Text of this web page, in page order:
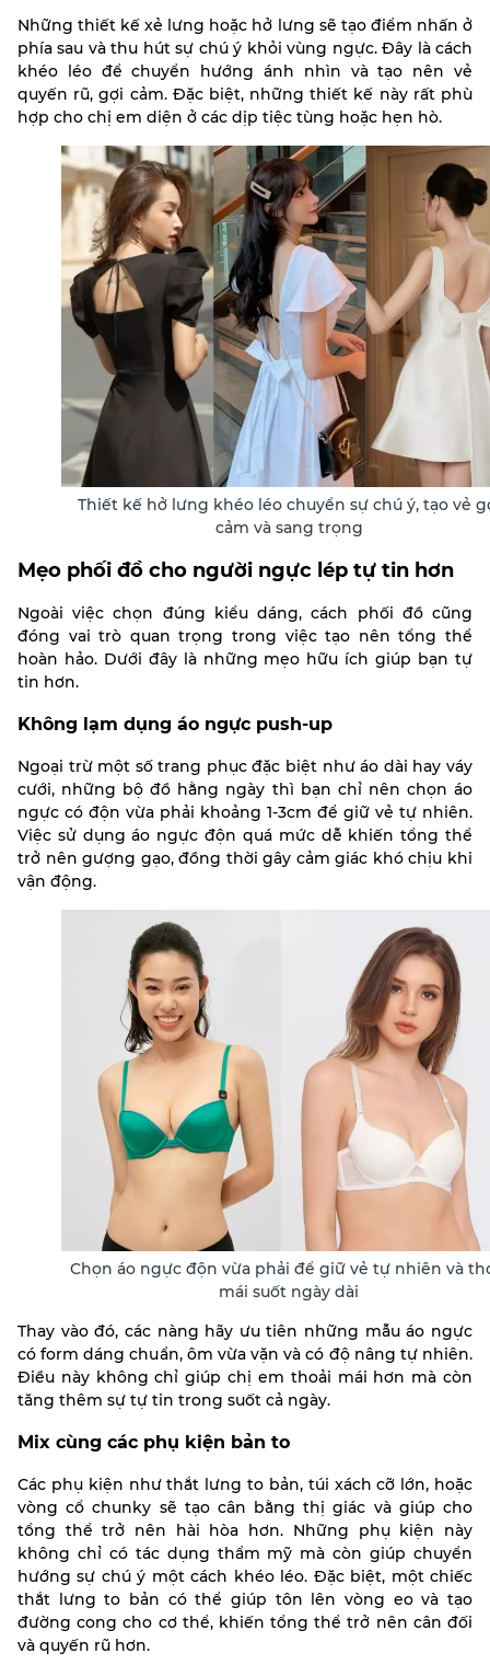
Những thiết kế xẻ lưng hoặc hở lưng sẽ tạo điểm nhấn ở
phía sau và thu hút sự chú ý khỏi vùng ngực. Đây là cách
khéo léo để chuyển hướng ánh nhìn và tạo nên vẻ
quyến rũ, gợi cảm. Đặc biệt, những thiết kế này rất phù
hợp cho chị em diện ở các dịp tiệc tùng hoặc hẹn hò.
Thiết kế hở lưng khéo léo chuyển sự chú ý, tạo vẻ
cảm và sang trọng
Mẹo phối đồ cho người ngực lép tự tin hơn
Ngoài việc chọn đúng kiểu dáng, cách phối đồ cũng
đóng vai trò quan trọng trong việc tạo nên tổng thể
hoàn hảo. Dưới đây là những mẹo hữu ích giúp bạn tự
tin hơn.
Không lạm dụng áo ngực push-up
Ngoại trừ một số trang phục đặc biệt như áo dài hay váy
cưới, những bộ đồ hằng ngày thì bạn chỉ nên chọn áo
ngực có độn vừa phải khoảng 1-3cm để giữ vẻ tự nhiên.
Việc sử dụng áo ngực độn quá mức dễ khiến tổng thể
trở nên gượng gạo, đồng thời gây cảm giác khó chịu khi
vận động.
Chọn áo ngực độn vừa phải để giữ vẻ tự nhiên và
mái suốt ngày dài
Thay vào đó, các nàng hãy ưu tiên những mẫu áo ngực
có form dáng chuẩn, ôm vừa vặn và có độ nâng tự nhiên.
Điều này không chỉ giúp chị em thoải mái hơn mà còn
tăng thêm sự tự tin trong suốt cả ngày.
Mix cùng các phụ kiện bản to
Các phụ kiện như thắt lưng to bản, túi xách cỡ lớn, hoặc
vòng cổ chunky sẽ tạo cân bằng thị giác và giúp cho
tổng thể trở nên hài hòa hơn. Những phụ kiện này
không chỉ có tác dụng thẩm mỹ mà còn giúp chuyển
hướng sự chú ý một cách khéo léo. Đặc biệt, một chiếc
thắt lưng to bản có thể giúp tôn lên vòng eo và tạo
đường cong cho cơ thể, khiến tổng thể trở nên cân đối
và quyến rũ hơn.